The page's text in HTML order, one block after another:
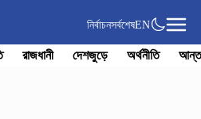
নির্বাচনসর্বশেষEN
রাজধানী দেশজুড়ে অর্থনীতি